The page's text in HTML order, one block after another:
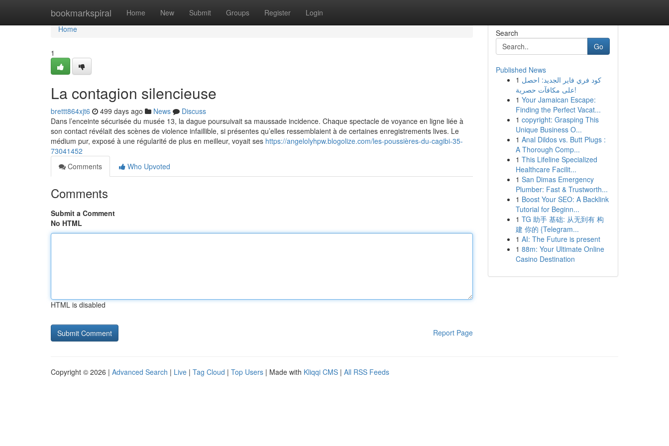
bookmarkspiral Home New Submit Groups Register Login
Home
Home
1
La contagion silencieuse
brettt864xjt6 499 days ago News
Discuss
Dans l’enceinte sécurisée du musée 13, la dague poursuivait sa maussade incidence. Chaque spectacle de voyance en ligne liée à
son contact révélait des scènes de violence infaillible, si présentes qu’elles ressemblaient à de certaines enregistrements lives. Le
médium pur, exposé à une régularité de plus en meilleur, voyait ses https://angelolyhpw.blogolize.com/les-poussières-du-cagibi-35-
73041452
Comments
Who Upvoted
Comments
Submit a Comment
No HTML
HTML is disabled
Report Page
Search
Go
Published News
1 كود فري فاير الجديد: احصل
على مكافآت حصرية!
1 Your Jamaican Escape:
Finding the Perfect Vacat...
1 copyright: Grasping This
Unique Business O...
1 Anal Dildos vs. Butt Plugs :
A Thorough Comp...
1 This Lifeline Specialized
Healthcare Facilit...
1 San Dimas Emergency
Plumber: Fast & Trustworth...
1 Boost Your SEO: A Backlink
Tutorial for Beginn...
1 TG 助手 基础: 从无到有 构
建 你的 {Telegram...
1 AI: The Future is present
1 88m: Your Ultimate Online
Casino Destination
Copyright © 2026 | Advanced Search | Live | Tag Cloud | Top Users | Made with Kliqqi CMS | All RSS Feeds